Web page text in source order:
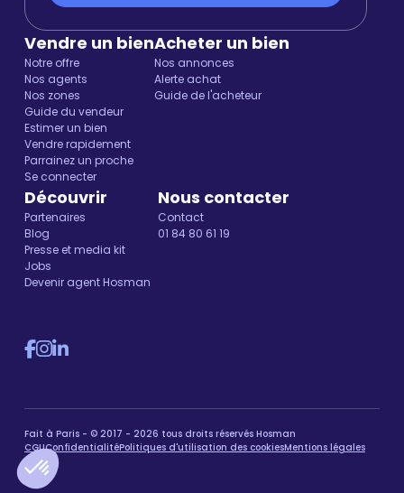
Vendre un bien
Notre offre
Nos agents
Nos zones
Guide du vendeur
Estimer un bien
Vendre rapidement
Parrainez un proche
Se connecter
Acheter un bien
Nos annonces
Alerte achat
Guide de l'acheteur
Découvrir
Partenaires
Blog
Presse et media kit
Jobs
Devenir agent Hosman
Nous contacter
Contact
01 84 80 61 19
Fait à Paris - © 2017 - 2026 tous droits réservés Hosman
CGUConfidentialitéPolitiques d'utilisation des cookiesMentions légales